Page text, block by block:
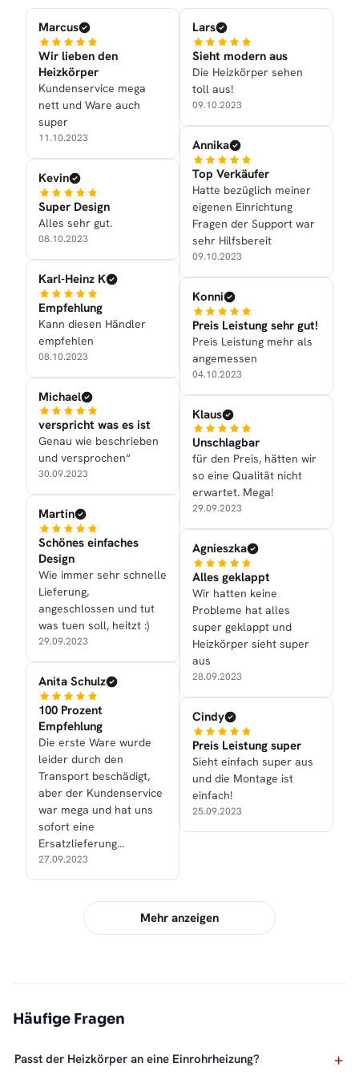
Marcus
Wir lieben den
Heizkörper
Kundenservice mega
nett und Ware auch
super
11.10.2023
Kevin
Super Design
Alles sehr gut.
08.10.2023
Karl-Heinz K
Empfehlung
Kann diesen Händler
empfehlen
08.10.2023
Michael
verspricht was es ist
Genau wie beschrieben
und versprochen“
30.09.2023
Martin
Schönes einfaches
Design
Wie immer sehr schnelle
Lieferung,
angeschlossen und tut
was tuen soll, heitzt :)
29.09.2023
Anita Schulz
100 Prozent
Empfehlung
Die erste Ware wurde
leider durch den
Transport beschädigt,
aber der Kundenservice
war mega und hat uns
sofort eine
Ersatzlieferung
zukommen lassen.
27.09.2023
Lars
Sieht modern aus
Die Heizkörper sehen
toll aus!
09.10.2023
Annika
Top Verkäufer
Hatte bezüglich meiner
eigenen Einrichtung
Fragen der Support war
sehr Hilfsbereit
09.10.2023
Konni
Preis Leistung sehr gut!
Preis Leistung mehr als
angemessen
04.10.2023
Klaus
Unschlagbar
für den Preis, hätten wir
so eine Qualität nicht
erwartet. Mega!
29.09.2023
Agnieszka
Alles geklappt
Wir hatten keine
Probleme hat alles
super geklappt und
Heizkörper sieht super
aus
28.09.2023
Cindy
Preis Leistung super
Sieht einfach super aus
und die Montage ist
einfach!
25.09.2023
Mehr anzeigen
Häufige Fragen
Passt der Heizkörper an eine Einrohrheizung?